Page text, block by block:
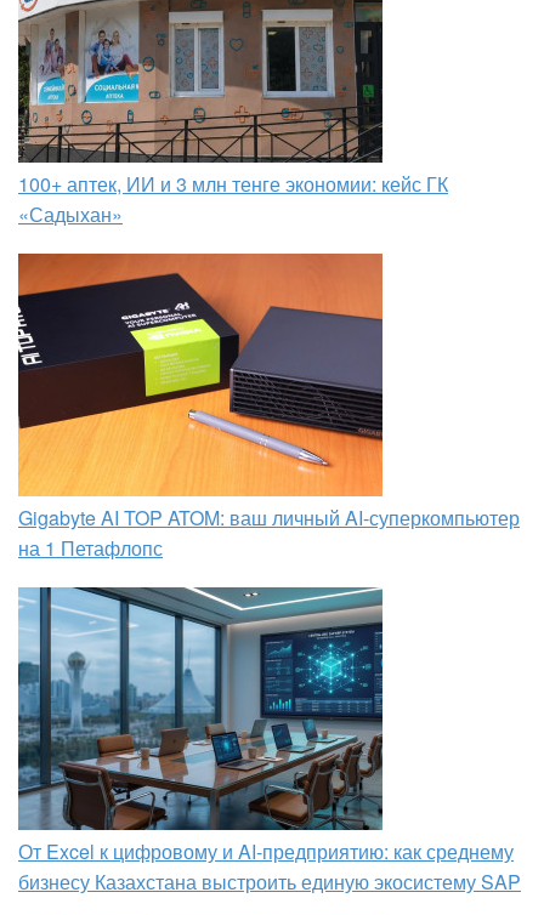
100+ аптек, ИИ и 3 млн тенге экономии: кейс ГК
«Садыхан»
Gigabyte AI TOP ATOM: ваш личный AI-суперкомпьютер
на 1 Петафлопс
От Excel к цифровому и AI‑предприятию: как среднему
бизнесу Казахстана выстроить единую экосистему SAP